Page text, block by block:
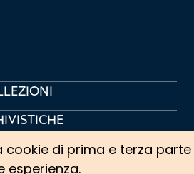
cookie di prima e terza
esperienza.